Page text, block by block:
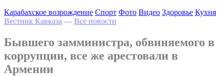
Карабахское возрождение Спорт Фото Видео Здоровье Кухня
Вестник Кавказа — Все новости
Бывшего замминистра, обвиняемого в
коррупции, все же арестовали в
Армении